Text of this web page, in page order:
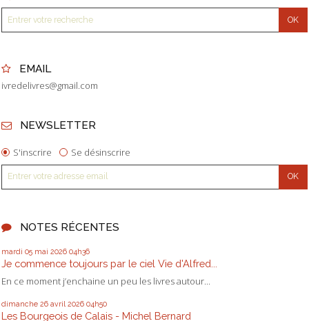
EMAIL
ivredelivres@gmail.com
NEWSLETTER
S'inscrire Se désinscrire
NOTES RÉCENTES
mardi 05 mai 2026 04h36
Je commence toujours par le ciel Vie d'Alfred...
En ce moment j’enchaine un peu les livres autour...
dimanche 26 avril 2026 04h50
Les Bourgeois de Calais - Michel Bernard